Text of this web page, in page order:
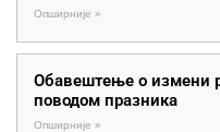
Опширније »
Обавештење о измени
поводом празника
Опширније »